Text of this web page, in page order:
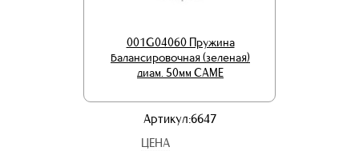
001G04060 Пружина
балансировочная (зеленая)
диам. 50мм CAME
Артикул:6647
ЦЕНА